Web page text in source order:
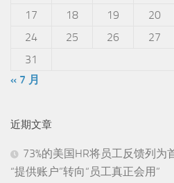
17
18 19 20
24
25 26 27
31
« 7 月
近期文章
73%的美国HR将员工反馈列
“提供账户”转向“员工真正会用”